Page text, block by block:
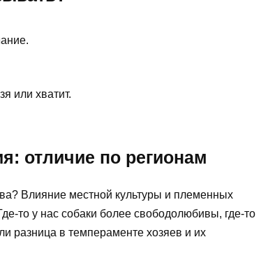
или хватит.
отличие по регионам
Влияние местной культуры и племенных
то у нас собаки более свободолюбивы, где-то
разница в темпераменте хозяев и их